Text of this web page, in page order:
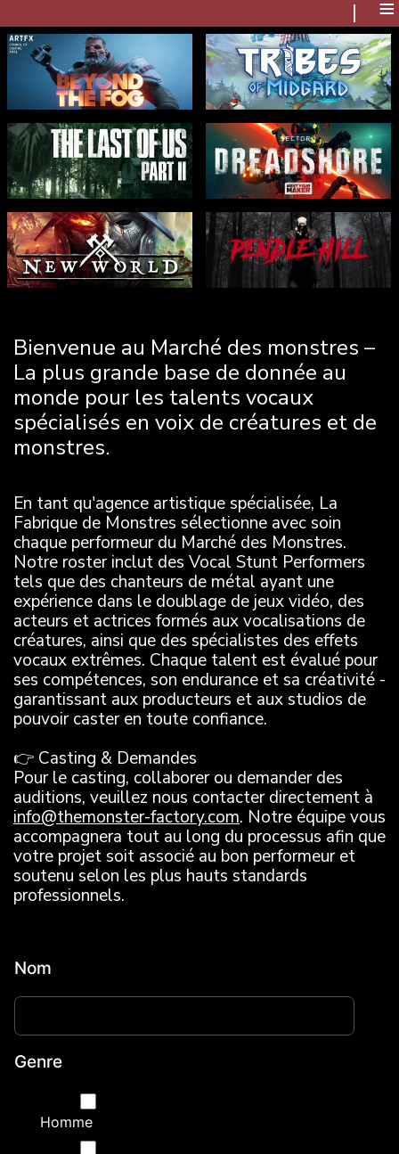
≡
Bienvenue au Marché des monstres –
La plus grande base de donnée au
monde pour les talents vocaux
spécialisés en voix de créatures et de
monstres.
En tant qu'agence artistique spécialisée, La
Fabrique de Monstres sélectionne avec soin
chaque performeur du Marché des Monstres.
Notre roster inclut des Vocal Stunt Performers
tels que des chanteurs de métal ayant une
expérience dans le doublage de jeux vidéo, des
acteurs et actrices formés aux vocalisations de
créatures, ainsi que des spécialistes des effets
vocaux extrêmes. Chaque talent est évalué pour
ses compétences, son endurance et sa créativité -
garantissant aux producteurs et aux studios de
pouvoir caster en toute confiance.
👉 Casting & Demandes
Pour le casting, collaborer ou demander des
auditions, veuillez nous contacter directement à
info@themonster-factory.com. Notre équipe vous
accompagnera tout au long du processus afin que
votre projet soit associé au bon performeur et
soutenu selon les plus hauts standards
professionnels.
Nom
Genre
Homme